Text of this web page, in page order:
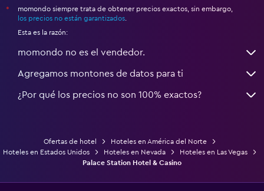
*
momondo siempre trata de obtener precios exactos, sin embargo,
los precios no están garantizados
Esta es la razón:
momondo no es el vendedor.
Agregamos montones de datos para ti
¿Por qué los precios no son 100% exactos?
Ofertas de hotel
Hoteles en América del Norte
Hoteles en Estados Unidos
Hoteles en Nevada
Hoteles en Las Vegas
Palace Station Hotel & Casino